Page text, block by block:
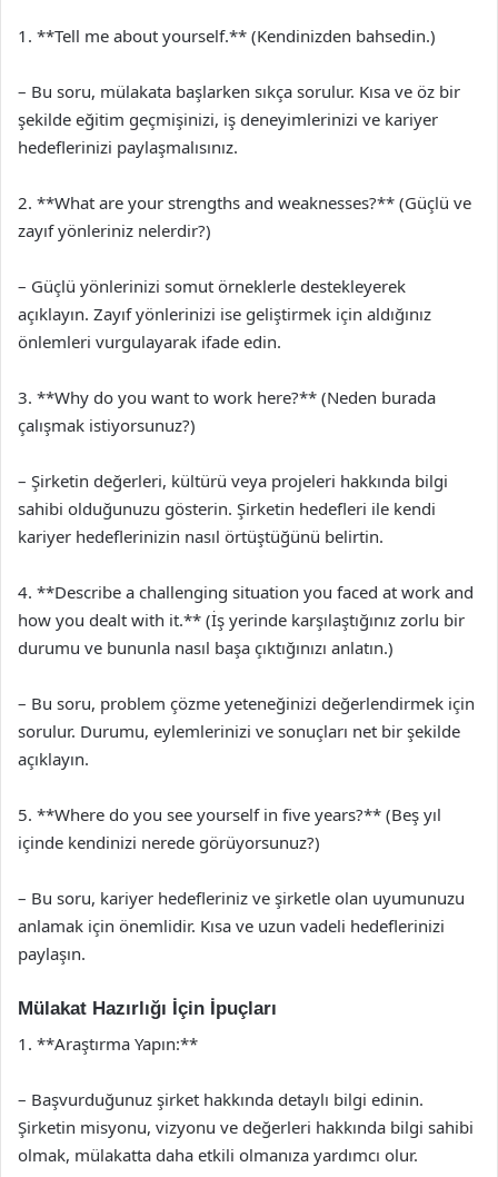
1. **Tell me about yourself.** (Kendinizden bahsedin.)
– Bu soru, mülakata başlarken sıkça sorulur. Kısa ve öz bir
şekilde eğitim geçmişinizi, iş deneyimlerinizi ve kariyer
hedeflerinizi paylaşmalısınız.
2. **What are your strengths and weaknesses?** (Güçlü ve
zayıf yönleriniz nelerdir?)
– Güçlü yönlerinizi somut örneklerle destekleyerek
açıklayın. Zayıf yönlerinizi ise geliştirmek için aldığınız
önlemleri vurgulayarak ifade edin.
3. **Why do you want to work here?** (Neden burada
çalışmak istiyorsunuz?)
– Şirketin değerleri, kültürü veya projeleri hakkında bilgi
sahibi olduğunuzu gösterin. Şirketin hedefleri ile kendi
kariyer hedeflerinizin nasıl örtüştüğünü belirtin.
4. **Describe a challenging situation you faced at work and
how you dealt with it.** (İş yerinde karşılaştığınız zorlu bir
durumu ve bununla nasıl başa çıktığınızı anlatın.)
– Bu soru, problem çözme yeteneğinizi değerlendirmek için
sorulur. Durumu, eylemlerinizi ve sonuçları net bir şekilde
açıklayın.
5. **Where do you see yourself in five years?** (Beş yıl
içinde kendinizi nerede görüyorsunuz?)
– Bu soru, kariyer hedefleriniz ve şirketle olan uyumunuzu
anlamak için önemlidir. Kısa ve uzun vadeli hedeflerinizi
paylaşın.
Mülakat Hazırlığı İçin İpuçları
1. **Araştırma Yapın:**
– Başvurduğunuz şirket hakkında detaylı bilgi edinin.
Şirketin misyonu, vizyonu ve değerleri hakkında bilgi sahibi
olmak, mülakatta daha etkili olmanıza yardımcı olur.